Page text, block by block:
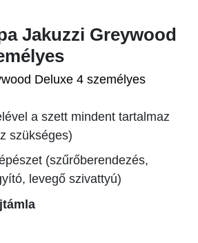
Jakuzzi Greywood
Deluxe 4 személyes
a szett mindent tartalmaz
szükséges)
(szűrőberendezés,
levegő szivattyú)